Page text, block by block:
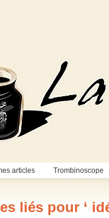
articles Trombinoscope
liés pour ‘